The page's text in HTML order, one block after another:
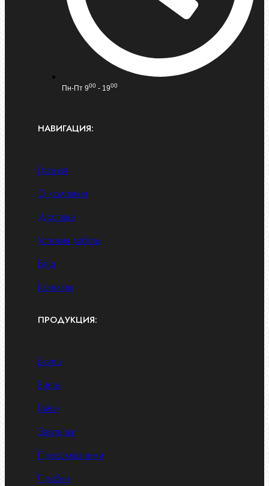
Пн-Пт 900 - 1900
НАВИГАЦИЯ:
Главная
О компании
Доставка
Условия работы
Блог
Контакты
ПРОДУКЦИЯ:
Болты
Винты
Гайки
Заклепки
Пресс-масленки
Пробки